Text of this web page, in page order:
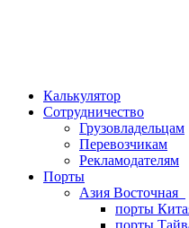
Калькулятор
Сотрудничество
Грузовладельцам
Перевозчикам
Рекламодателям
Порты
Азия Восточная
порты
порты